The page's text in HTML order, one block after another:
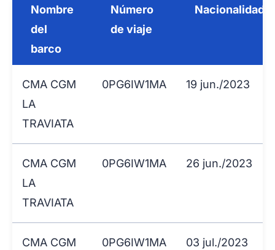
Nombre
del
barco
Número
de viaje
Nacionalidad
CMA CGM
LA
TRAVIATA
0PG6IW1MA 19 jun./2023
CMA CGM
LA
TRAVIATA
0PG6IW1MA 26 jun./2023
CMA CGM
0PG6IW1MA 03 jul./2023